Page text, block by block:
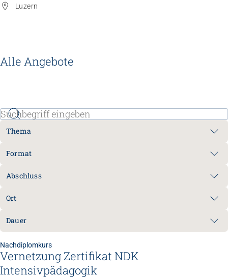
Luzern
Alle Angebote
Thema
Format
Abschluss
Ort
Dauer
Nachdiplomkurs
Vernetzung Zertifikat NDK
Intensivpädagogik